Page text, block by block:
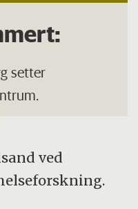
setter
perspektiv.
spørsmål for
ved